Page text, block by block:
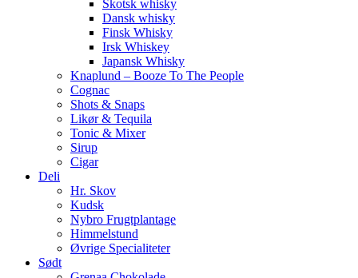
Skotsk whisky
Dansk whisky
Finsk Whisky
Irsk Whiskey
Japansk Whisky
Knaplund – Booze To The People
Cognac
Shots & Snaps
Likør & Tequila
Tonic & Mixer
Sirup
Cigar
Deli
Hr. Skov
Kudsk
Nybro Frugtplantage
Himmelstund
Øvrige Specialiteter
Sødt